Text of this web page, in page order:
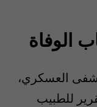
الوفاة
العسكري،
للطبيب